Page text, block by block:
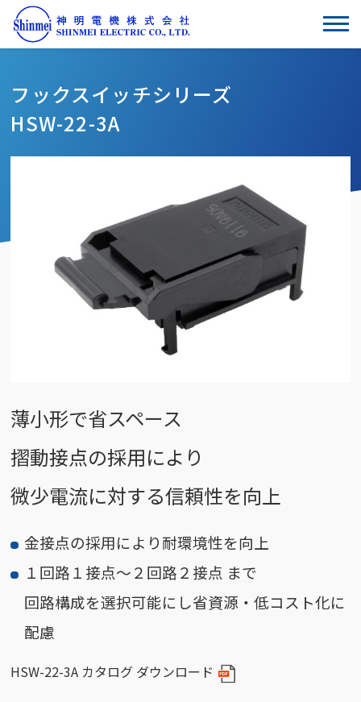
フックスイッチシリーズ
HSW-22-3A
薄小形で省スペース
摺動接点の採用により
微少電流に対する信頼性を向上
金接点の採用により耐環境性を向上
１回路１接点～２回路２接点 まで
回路構成を選択可能にし省資源・低コスト化に
配慮
HSW-22-3A カタログ ダウンロード